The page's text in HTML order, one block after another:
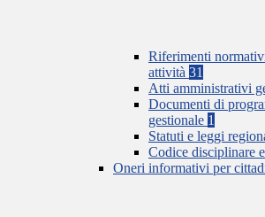
Riferimenti
attività 31
Atti amministrativi
Documenti di
gestionale 1
Statuti e leggi
Codice disciplinare
Oneri informativi per